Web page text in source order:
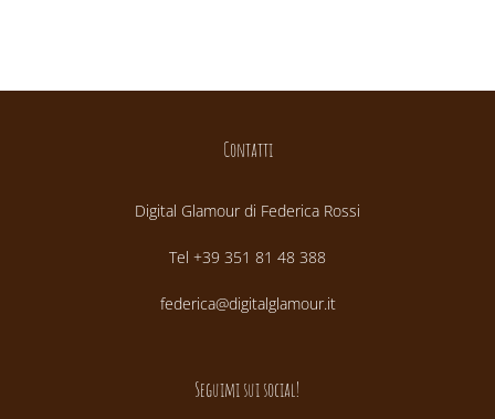
Contatti
Digital Glamour di Federica Rossi
Tel +39 351 81 48 388
federica@digitalglamour.it
Seguimi sui social!